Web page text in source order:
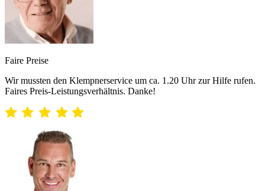
Faire Preise
Wir mussten den Klempnerservice um ca. 1.20 Uhr zur Hilfe rufen.
Faires Preis-Leistungsverhältnis. Danke!